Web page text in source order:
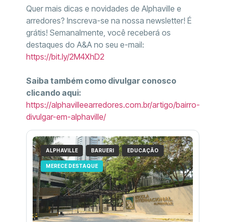
Quer mais dicas e novidades de Alphaville e
arredores? Inscreva-se na nossa newsletter! É
grátis! Semanalmente, você receberá os
destaques do A&A no seu e-mail:
https://bit.ly/2M4XhD2
Saiba também como divulgar conosco
clicando aqui:
https://alphavilleearredores.com.br/artigo/bairro-
divulgar-em-alphaville/
ALPHAVILLE BARUERI EDUCAÇÃO
MERECE DESTAQUE